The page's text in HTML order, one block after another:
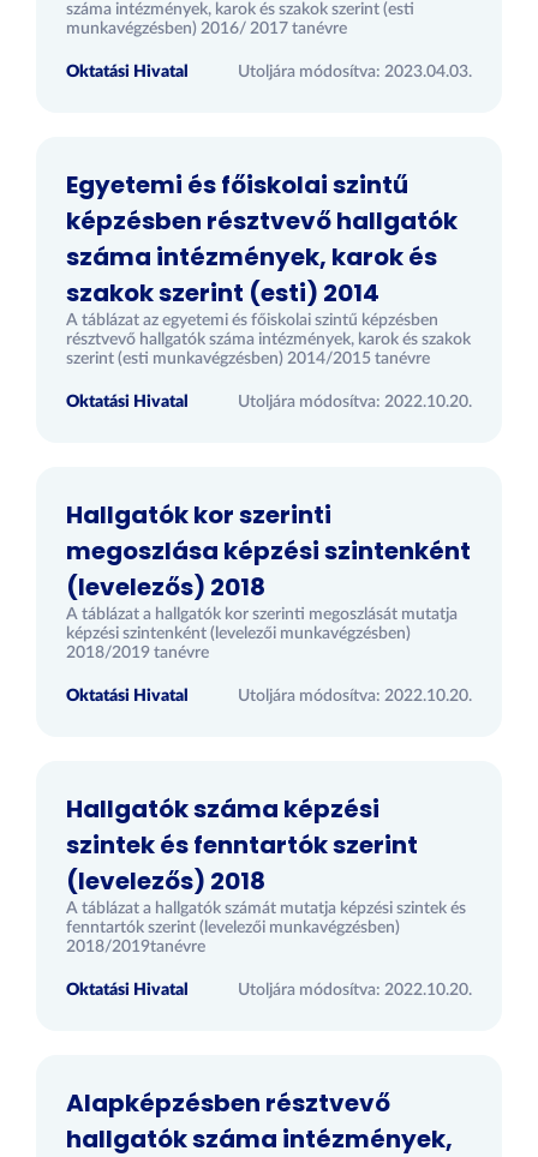
száma intézmények, karok és szakok szerint (esti
munkavégzésben) 2016/ 2017 tanévre
Oktatási Hivatal Utoljára módosítva: 2023.04.03.
Egyetemi és főiskolai szintű
képzésben résztvevő hallgatók
száma intézmények, karok és
szakok szerint (esti) 2014
A táblázat az egyetemi és főiskolai szintű képzésben
résztvevő hallgatók száma intézmények, karok és szakok
szerint (esti munkavégzésben) 2014/2015 tanévre
Oktatási Hivatal Utoljára módosítva: 2022.10.20.
Hallgatók kor szerinti
megoszlása képzési szintenként
(levelezős) 2018
A táblázat a hallgatók kor szerinti megoszlását mutatja
képzési szintenként (levelezői munkavégzésben)
2018/2019 tanévre
Oktatási Hivatal Utoljára módosítva: 2022.10.20.
Hallgatók száma képzési
szintek és fenntartók szerint
(levelezős) 2018
A táblázat a hallgatók számát mutatja képzési szintek és
fenntartók szerint (levelezői munkavégzésben)
2018/2019tanévre
Oktatási Hivatal Utoljára módosítva: 2022.10.20.
Alapképzésben résztvevő
hallgatók száma intézmények,